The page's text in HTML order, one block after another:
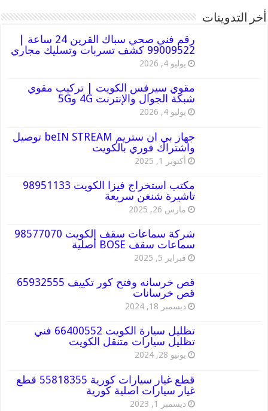
أخر التدوينات
رقم فني صحي سباك القرين 24 ساعة |
99009522 كشف تسربات وتسليك مجاري
يوليو 4, 2026
مقوي سيرفس الكويت | تركيب مقوي
شبكة الجوال والإنترنت 4G و5G
يوليو 4, 2026
جهاز بي ان ستريم beIN STREAM توصيل
واشتراك فوري بالكويت
أكتوبر 1, 2025
مكتب استخراج فيزا الكويت 98951133
تاشيرة شنغن سريعة
مارس 26, 2025
شركة سماعات سقف الكويت 98577070
سماعات سقف BOSE أصلية
فبراير 5, 2025
قص خرسانه وفتح كور تكييف 65932555
قص خرسانات
ديسمبر 18, 2024
تظليل سيارة الكويت 66400552 فني
تظليل سيارات متنقل الكويت
يونيو 28, 2024
قطع غيار سيارات كورية 55818355 قطع
غيار سيارات اصلية كورية
ديسمبر 1, 2023